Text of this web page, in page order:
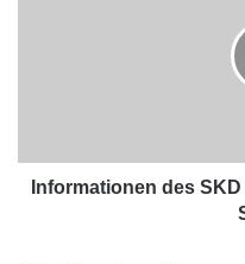
Informationen des